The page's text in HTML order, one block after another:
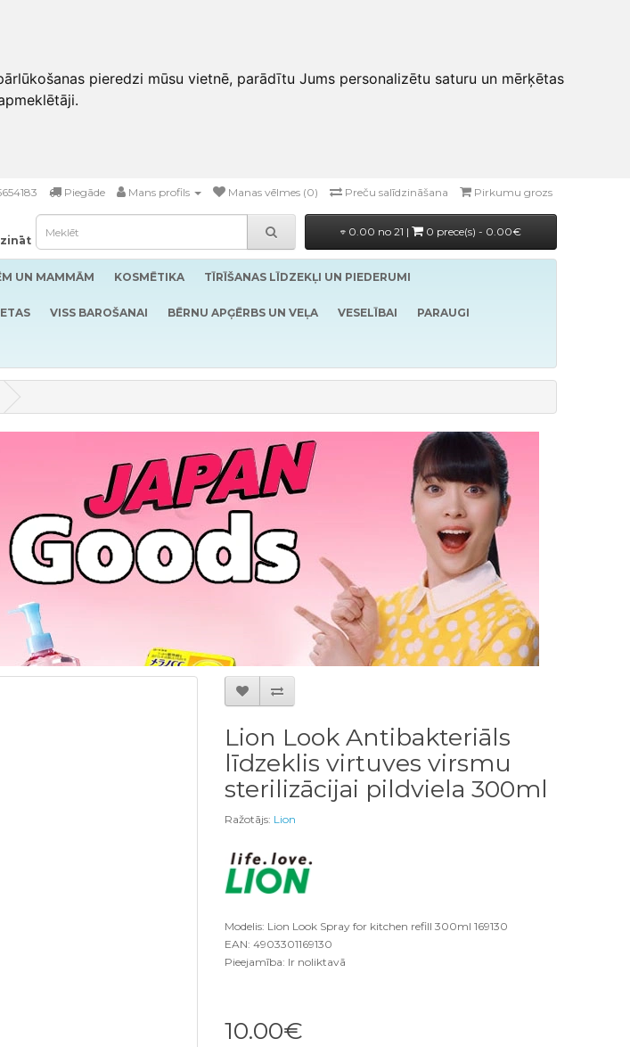
pieredzi mūsu vietnē, parādītu Jums personalizētu saturu un mērķētas
Piegāde Mans profils Manas vēlmes (0) Preču salīdzināšana Pirkumu grozs
0.00 no 21 | 0 prece(s) - 0.00€
UN MAMMĀM KOSMĒTIKA TĪRĪŠANAS LĪDZEKĻI UN PIEDERUMI
VISS BAROŠANAI BĒRNU APĢĒRBS UN VEĻA VESELĪBAI PARAUGI
Lion Look Antibakteriāls
līdzeklis virtuves virsmu
sterilizācijai pildviela 300ml
Ražotājs: Lion
Modelis: Lion Look Spray for kitchen refill 300ml 169130
EAN: 4903301169130
Pieejamība: Ir noliktavā
10.00€